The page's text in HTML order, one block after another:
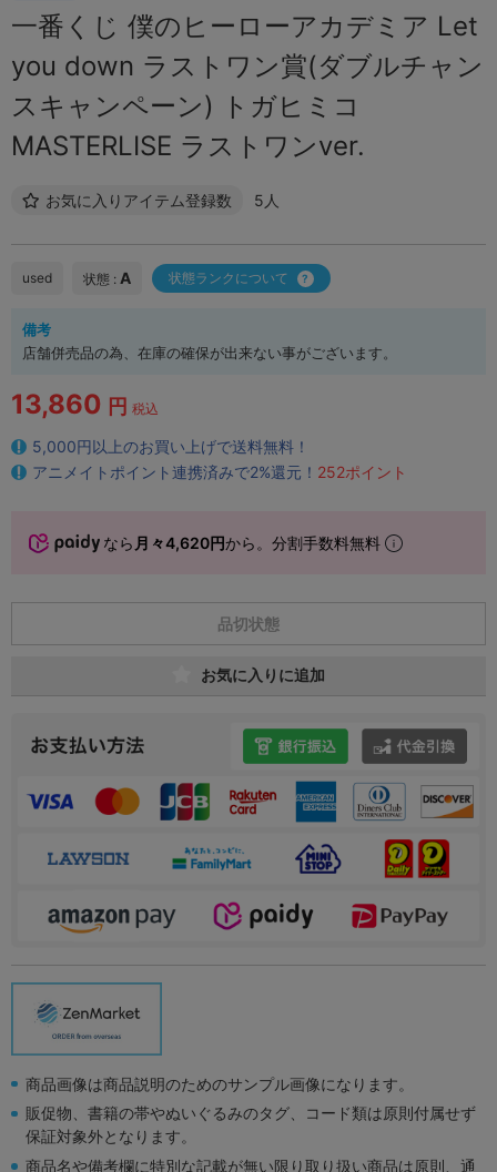
一番くじ 僕のヒーローアカデミア Let
you down ラストワン賞(ダブルチャン
スキャンペーン) トガヒミコ
MASTERLISE ラストワンver.
お気に入りアイテム登録数 5人
used 状態 : A 状態ランクについて
備考
店舗併売品の為、在庫の確保が出来ない事がございます。
13,860 円 税込
5,000円以上のお買い上げで送料無料！
アニメイトポイント連携済みで2%還元！ 252ポイント
なら 月々4,620円から。分割手数料無料
品切状態
お気に入りに追加
商品画像は商品説明のためのサンプル画像になります。
販促物、書籍の帯やぬいぐるみのタグ、コード類は原則付属せず
保証対象外となります。
商品名や備考欄に特別な記載が無い限り取り扱い商品は原則、通